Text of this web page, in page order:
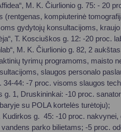
M. K. Čiurlionio g. 75: - 20
(rentgenas, kompiuterinė
gydytojų konsultacijoms,
T. Kosciuškos g. 12: -20 proc.
M. K. Čiurlionio g. 82, 2
tyrimų programoms, maisto
slaugos personalo
34-44: -7 proc. visoms slaugos
g. 1, Druskininkai: -10 proc.
su POLA kortelės turėtoju);
Kudirkos g. 45: -10 proc.
vandens parko bilietams; -5 proc.